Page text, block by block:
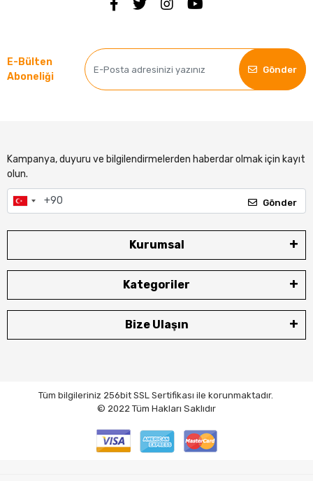
E-Bülten
Aboneliği
Gönder
Kampanya, duyuru ve bilgilendirmelerden haberdar olmak için kayıt
olun.
Gönder
Kurumsal
Kategoriler
Bize Ulaşın
Tüm bilgileriniz 256bit SSL Sertifikası ile korunmaktadır.
© 2022 Tüm Hakları Saklıdır